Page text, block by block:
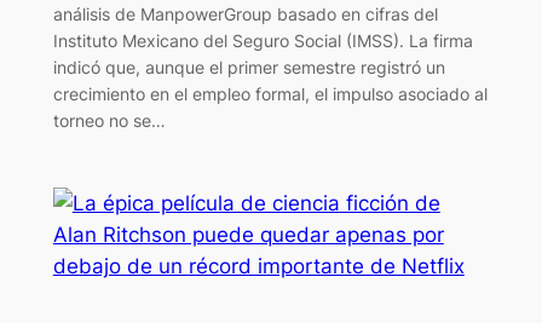
análisis de ManpowerGroup basado en cifras del
Instituto Mexicano del Seguro Social (IMSS). La firma
indicó que, aunque el primer semestre registró un
crecimiento en el empleo formal, el impulso asociado al
torneo no se…